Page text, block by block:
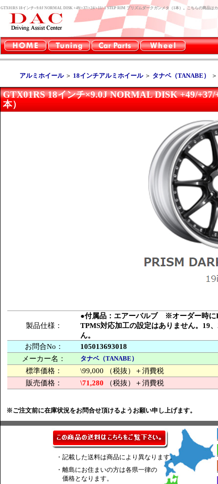
GTX01RS 18インチ×9.0J NORMAL DISK +49/+37/+24/+11/-1 STEP RIM プリズムダークガンメタ（1本）。こちらの商品は
アルミホイール＞ 18インチアルミホイール＞ タナベ（TANABE）
GTX01RS 18インチ×9.0J NORMAL DISK +49/
本）
製品仕様：
●付属品：エアーバルブ ※オーダー時に
TPMS対応加工の設定はありません。19
ん。
お問合No：
105013693018
メーカー名：
タナベ（TANABE）
標準価格：
\99,000 （税抜）＋消費税
販売価格：
\71,280 （税抜）＋消費税
※ご注文前に在庫状況をお問合せ頂けるようお願い申し上げます。
・記載した送料は商品により異なります。
・離島にお住まいの方は各県一律の
価格となります。